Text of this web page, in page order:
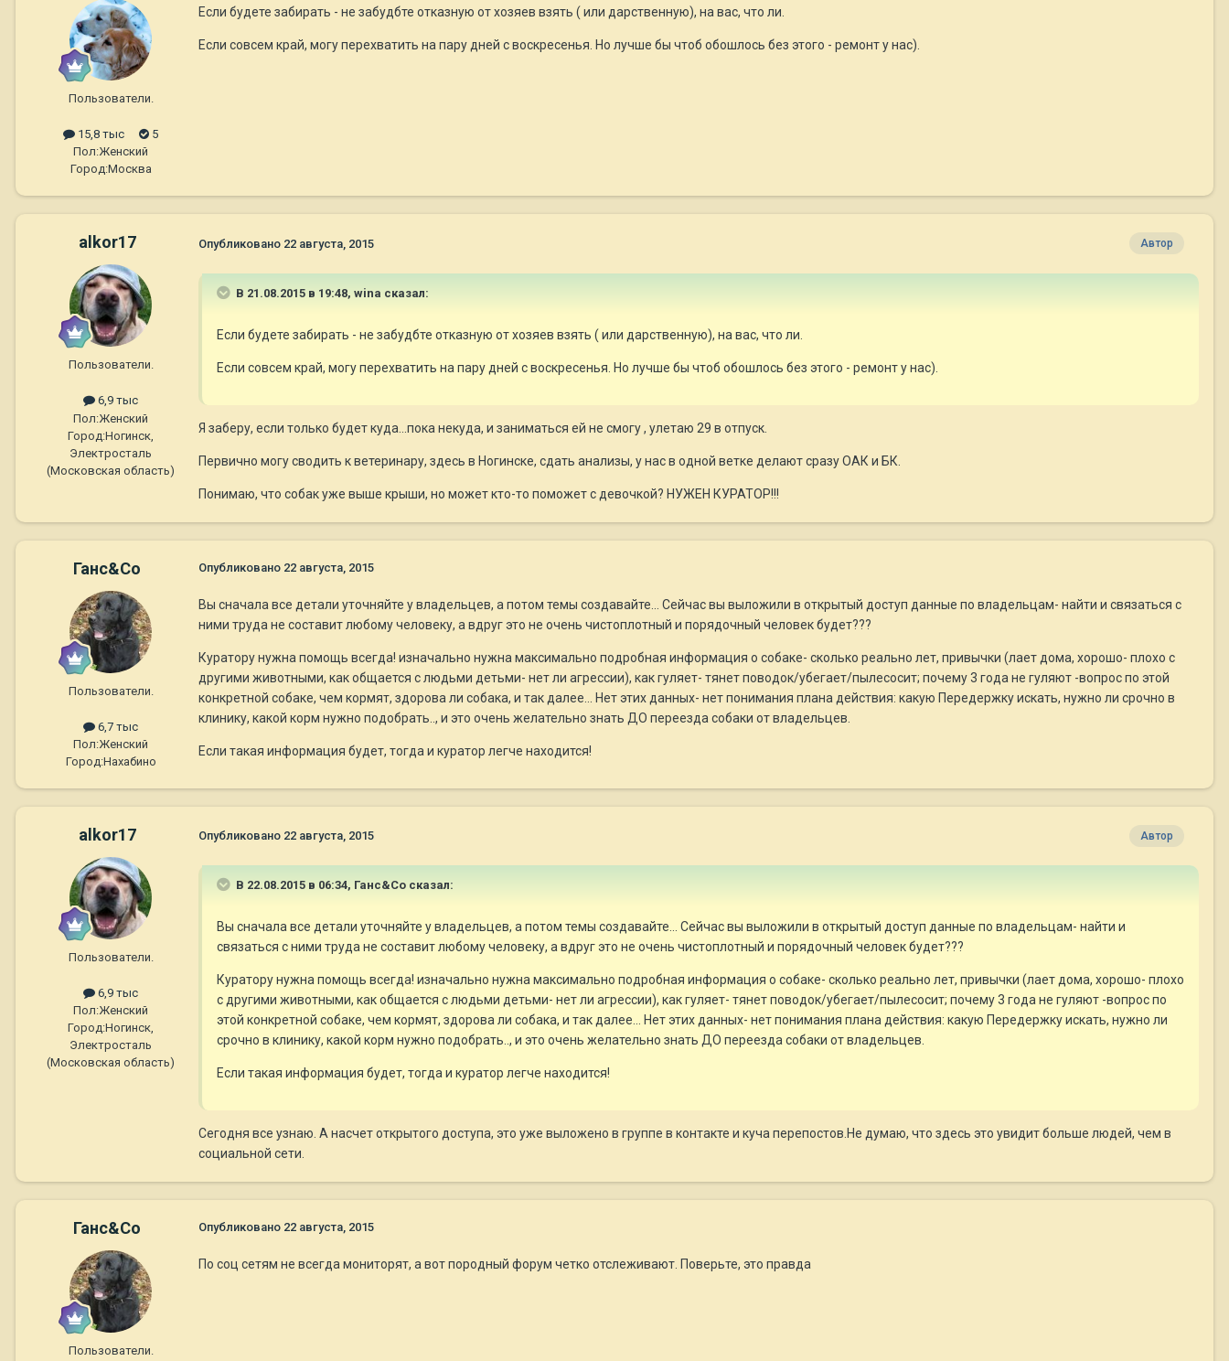
Пользователи.
15,8 тыс
5
Пол:Женский
Город:Москва
Если будете забирать - не забудбте отказную от хозяев взять ( или дарственную), на вас, что ли.
Если совсем край, могу перехватить на пару дней с воскресенья. Но лучше бы чтоб обошлось без этого - ремонт у нас).
alkor17
Пользователи.
6,9 тыс
Пол:Женский
Город:Ногинск,
Электросталь
(Московская область)
Автор
Опубликовано 22 августа, 2015
В 21.08.2015 в 19:48, wina сказал:
Если будете забирать - не забудбте отказную от хозяев взять ( или дарственную), на вас, что ли.
Если совсем край, могу перехватить на пару дней с воскресенья. Но лучше бы чтоб обошлось без этого - ремонт у нас).
Я заберу, если только будет куда...пока некуда, и заниматься ей не смогу , улетаю 29 в отпуск.
Первично могу сводить к ветеринару, здесь в Ногинске, сдать анализы, у нас в одной ветке делают сразу ОАК и БК.
Понимаю, что собак уже выше крыши, но может кто-то поможет с девочкой? НУЖЕН КУРАТОР!!!
Ганс&Co
Пользователи.
6,7 тыс
Пол:Женский
Город:Нахабино
Опубликовано 22 августа, 2015
Вы сначала все детали уточняйте у владельцев, а потом темы создавайте... Сейчас вы выложили в открытый доступ данные по владельцам- найти и связаться с
ними труда не составит любому человеку, а вдруг это не очень чистоплотный и порядочный человек будет???
Куратору нужна помощь всегда! изначально нужна максимально подробная информация о собаке- сколько реально лет, привычки (лает дома, хорошо- плохо с
другими животными, как общается с людьми детьми- нет ли агрессии), как гуляет- тянет поводок/убегает/пылесосит; почему 3 года не гуляют -вопрос по этой
конкретной собаке, чем кормят, здорова ли собака, и так далее... Нет этих данных- нет понимания плана действия: какую Передержку искать, нужно ли срочно в
клинику, какой корм нужно подобрать.., и это очень желательно знать ДО переезда собаки от владельцев.
Если такая информация будет, тогда и куратор легче находится!
alkor17
Пользователи.
6,9 тыс
Пол:Женский
Город:Ногинск,
Электросталь
(Московская область)
Автор
Опубликовано 22 августа, 2015
В 22.08.2015 в 06:34, Ганс&Co сказал:
Вы сначала все детали уточняйте у владельцев, а потом темы создавайте... Сейчас вы выложили в открытый доступ данные по владельцам- найти и
связаться с ними труда не составит любому человеку, а вдруг это не очень чистоплотный и порядочный человек будет???
Куратору нужна помощь всегда! изначально нужна максимально подробная информация о собаке- сколько реально лет, привычки (лает дома, хорошо- плохо
с другими животными, как общается с людьми детьми- нет ли агрессии), как гуляет- тянет поводок/убегает/пылесосит; почему 3 года не гуляют -вопрос по
этой конкретной собаке, чем кормят, здорова ли собака, и так далее... Нет этих данных- нет понимания плана действия: какую Передержку искать, нужно ли
срочно в клинику, какой корм нужно подобрать.., и это очень желательно знать ДО переезда собаки от владельцев.
Если такая информация будет, тогда и куратор легче находится!
Сегодня все узнаю. А насчет открытого доступа, это уже выложено в группе в контакте и куча перепостов.Не думаю, что здесь это увидит больше людей, чем в
социальной сети.
Ганс&Co
Пользователи.
Опубликовано 22 августа, 2015
По соц сетям не всегда мониторят, а вот породный форум четко отслеживают. Поверьте, это правда